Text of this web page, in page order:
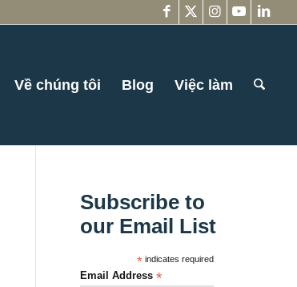
Về chúng tôi Blog Việc làm
Subscribe to
our Email List
* indicates required
Email Address*